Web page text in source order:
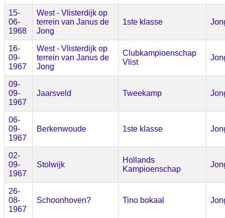
15-
06-
1968
West - Vlisterdijk op
terrein van Janus de
Jong
1ste klasse
16-
09-
1967
West - Vlisterdijk op
terrein van Janus de
Jong
Clubkampioenschap
Vlist
09-
09-
1967
Jaarsveld Tweekamp
06-
09-
1967
Berkenwoude 1ste klasse
02-
09-
1967
Stolwijk
Hollands
Kampioenschap
26-
08-
1967
Schoonhoven? Tino bokaal